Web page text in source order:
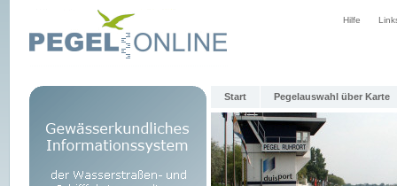
Hilfe
Start Pegelauswahl über Karte